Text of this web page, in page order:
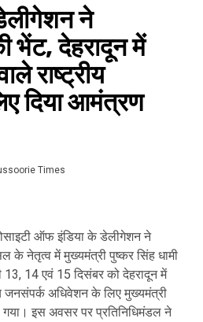
ने
भेंट, देहरादून में
राष्ट्रीय
दिया आमंत्रण
Times
ऑफ इंडिया के डेलीगेशन ने
के नेतृत्व में मुख्यमंत्री पुष्कर सिंह धामी
13, 14 एवं 15 दिसंबर को देहरादून में
जनसंपर्क अधिवेशन के लिए मुख्यमंत्री
इस अवसर पर प्रतिनिधिमंडल ने